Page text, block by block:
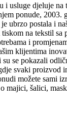
i usluge djeluje na
ponude, 2003.
ubrzo postala i
na tekstil sa
i
klijentima
se pokazali
svaki proizvod
možete sami
majici, šalici,